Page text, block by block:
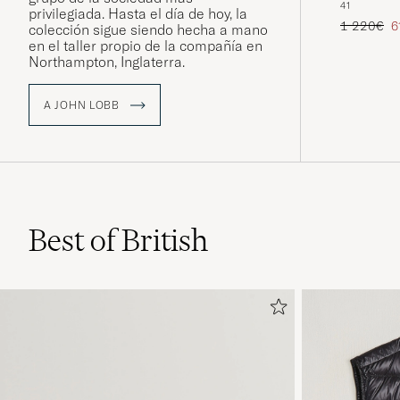
privilegiada. Hasta el día de hoy, la
colección sigue siendo hecha a mano
en el taller propio de la compañía en
Northampton, Inglaterra.
A JOHN LOBB
41
Precio
1 220€
Best of British